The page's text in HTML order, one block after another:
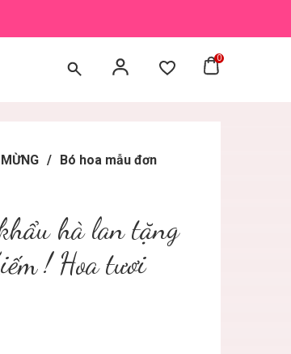
0
/ Bó hoa mẫu đơn
hà lan tặng
! Hoa tươi